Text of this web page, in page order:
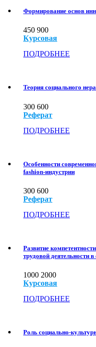
Формирование основ
450 900
Курсовая
ПОДРОБНЕЕ
Теория социального
300 600
Реферат
ПОДРОБНЕЕ
Особенности
fashion-индустрии
300 600
Реферат
ПОДРОБНЕЕ
Развитие
трудовой деятельности
1000 2000
Курсовая
ПОДРОБНЕЕ
Роль социально-